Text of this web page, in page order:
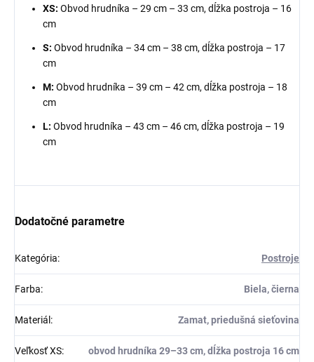
XS: Obvod hrudníka – 29 cm – 33 cm, dĺžka postroja – 16
cm
S: Obvod hrudníka – 34 cm – 38 cm, dĺžka postroja – 17
cm
M: Obvod hrudníka – 39 cm – 42 cm, dĺžka postroja – 18
cm
L: Obvod hrudníka – 43 cm – 46 cm, dĺžka postroja – 19
cm
Dodatočné parametre
Kategória: Postroje
Farba: Biela, čierna
Materiál : Zamat, priedušná sieťovina
Veľkosť XS: obvod hrudníka 29–33 cm, dĺžka postroja 16 cm